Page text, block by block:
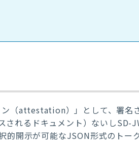
（attestation）」として、署名
されるドキュメント）ないし
開示が可能なJSON形式のトー